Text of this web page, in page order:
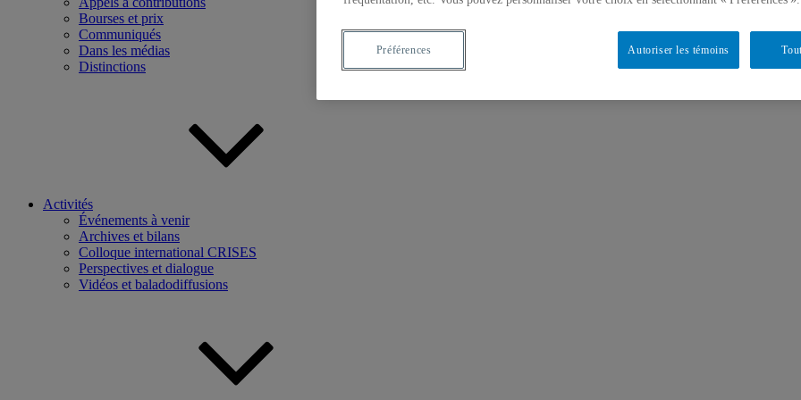
Bourses et prix
Communiqués
Dans les médias
Distinctions
Activités
Événements à venir
Archives et bilans
Colloque international CRISES
Perspectives et dialogue
Vidéos et baladodiffusions
Autoriser les témoins
Préférences